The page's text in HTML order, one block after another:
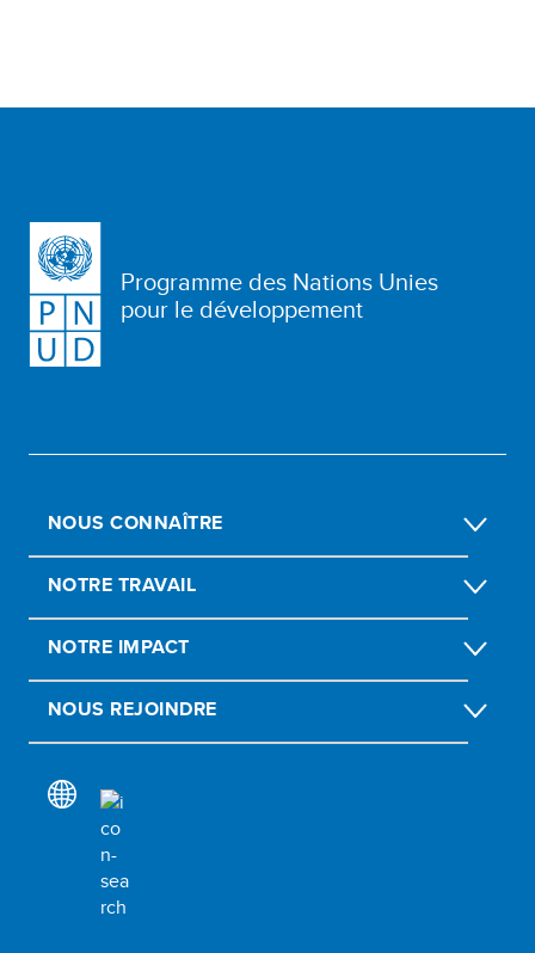
Programme des Nations Unies
pour le développement
NOUS CONNAÎTRE
NOTRE TRAVAIL
NOTRE IMPACT
NOUS REJOINDRE